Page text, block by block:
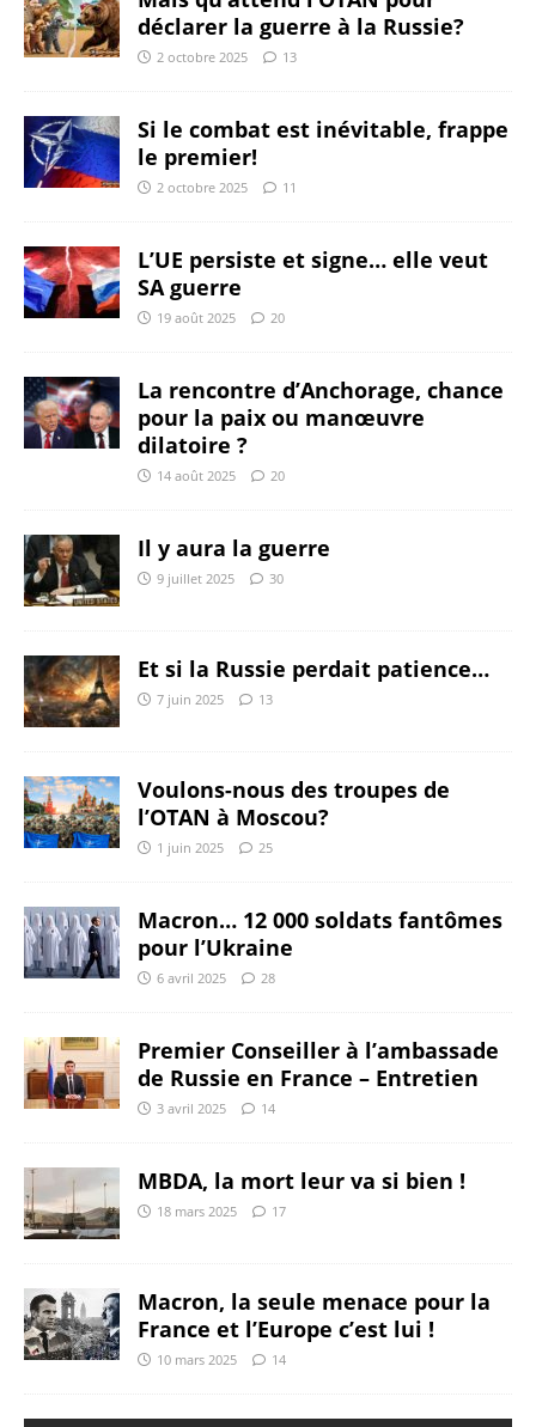
déclarer la guerre à la Russie?
2 octobre 2025 13
Si le combat est inévitable, frappe
le premier!
2 octobre 2025 11
L’UE persiste et signe… elle veut
SA guerre
19 août 2025 20
La rencontre d’Anchorage, chance
pour la paix ou manœuvre
dilatoire ?
14 août 2025 20
Il y aura la guerre
9 juillet 2025 30
Et si la Russie perdait patience…
7 juin 2025 13
Voulons-nous des troupes de
l’OTAN à Moscou?
1 juin 2025 25
Macron… 12 000 soldats fantômes
pour l’Ukraine
6 avril 2025 28
Premier Conseiller à l’ambassade
de Russie en France – Entretien
3 avril 2025 14
MBDA, la mort leur va si bien !
18 mars 2025 17
Macron, la seule menace pour la
France et l’Europe c’est lui !
10 mars 2025 14